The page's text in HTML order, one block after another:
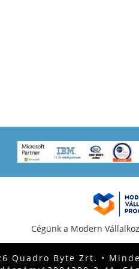
Cégünk a Modern
Quadro Byte Zrt. •